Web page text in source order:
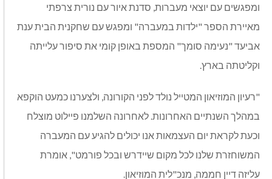
ומפגשים עם יוצאי מעברות, סדנת איור עם נורית צרפתי
מאיירת הספר "ילדות במעברה" ומפגש עם שחקנית הבית ענת
אביעד "נעימה סומך" המספת באופן קומי את סיפור עלייתה
וקליטתה בארץ.
"רעיון המוזיאון המטייל נולד לפני הקורונה, ולצערנו כמעט הוקפא
במהלך השנתיים האחרונות. לאחרונה השלמנו פיילוט מוצלח
וכעת לקראת יום העצמאות אנו יכולים להגיע עם המעברה
המשוחזרת שלנו לכל מקום שיידרש ובכל פורמט", אומרת
עליזה דיין חממה, מנכ"לית המוזיאון.